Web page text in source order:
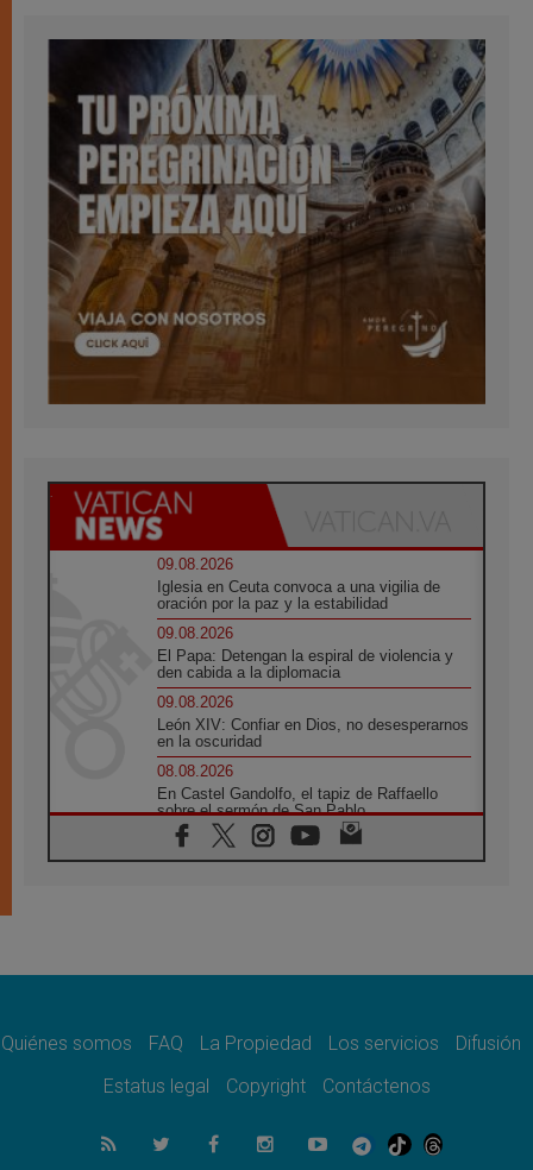
09.08.2026
Iglesia en Ceuta convoca a una vigilia de
oración por la paz y la estabilidad
09.08.2026
El Papa: Detengan la espiral de violencia y
den cabida a la diplomacia
09.08.2026
León XIV: Confiar en Dios, no desesperarnos
en la oscuridad
08.08.2026
En Castel Gandolfo, el tapiz de Raffaello
sobre el sermón de San Pablo
08.08.2026
En Colombia, «la paz no se compra con una
08.08.2026
08.08.2026
del Buen Consejo de Genazzano
Filipinas: el Vicariato Apostólico de Calapán
se convierte en diócesis
Quiénes somos FAQ La Propiedad Los servicios
Difusión
Estatus legal
Copyright Contáctenos